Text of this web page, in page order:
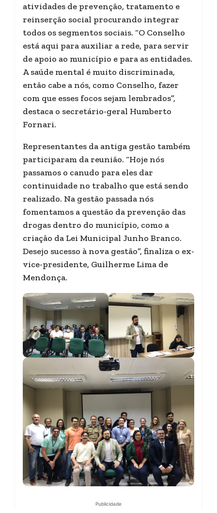
atividades de prevenção, tratamento e
reinserção social procurando integrar
todos os segmentos sociais. “O Conselho
está aqui para auxiliar a rede, para servir
de apoio ao município e para as entidades.
A saúde mental é muito discriminada,
então cabe a nós, como Conselho, fazer
com que esses focos sejam lembrados”,
destaca o secretário-geral Humberto
Fornari.
Representantes da antiga gestão também
participaram da reunião. “Hoje nós
passamos o canudo para eles dar
continuidade no trabalho que está sendo
realizado. Na gestão passada nós
fomentamos a questão da prevenção das
drogas dentro do município, como a
criação da Lei Municipal Junho Branco.
Desejo sucesso à nova gestão”, finaliza o ex-
vice-presidente, Guilherme Lima de
Mendonça.
Publicidade